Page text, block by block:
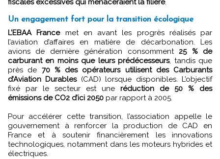
fiscales excessives qui menaceraient la filière.
Un engagement fort pour la transition écologique
L’EBAA Francemet en avant les progrès réalisés par
l’aviation d’affaires en matière de décarbonation. Les
avions de dernière génération consomment 25 % de
carburant en moins que leurs prédécesseurs, tandis que
près de 70 % des opérateurs utilisent des Carburants
d’Aviation Durables(CAD) lorsque disponibles. L’objectif
fixé par le secteur est une réduction de 50 % des
émissions de CO2 d’ici 2050 par rapport à 2005.
Pour accélérer cette transition, l’association appelle le
gouvernement à renforcer la production de CAD en
France et à soutenir financièrement les innovations
technologiques, notamment dans les moteurs hybrides et
électriques.